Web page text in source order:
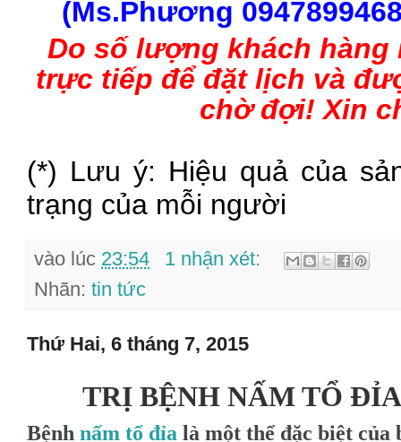
(Ms.Phương
Do số lượng khách hàng
trực tiếp để đặt lịch và
chờ đợi!Xin
(*) Lưu ý: Hiệu quả của
trạng của mỗi người
vào lúc 23:54
1 nhận xét:
Nhãn: tin tức
Thứ Hai, 6 tháng 7, 2015
TRỊ BỆNH NẤM TỔ
Bệnh nấm tổ đỉa là một thể đặc biệt của